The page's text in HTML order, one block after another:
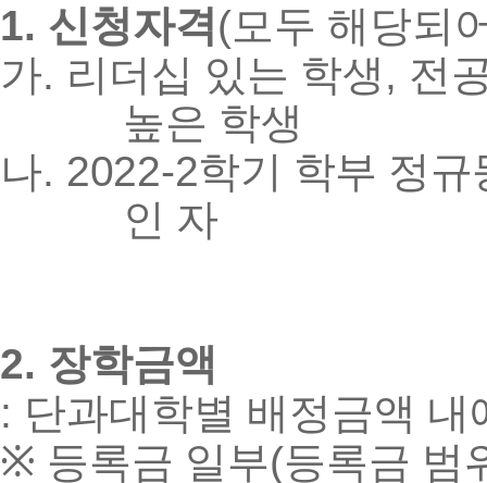
1. 신청자격(모두 해당되
가. 리더십 있는 학생, 전
높은 학생
나. 2022-2학기 학부 정
인 자
2. 장학금액
: 단과대학별 배정금액
※ 등록금 일부(등록금 범